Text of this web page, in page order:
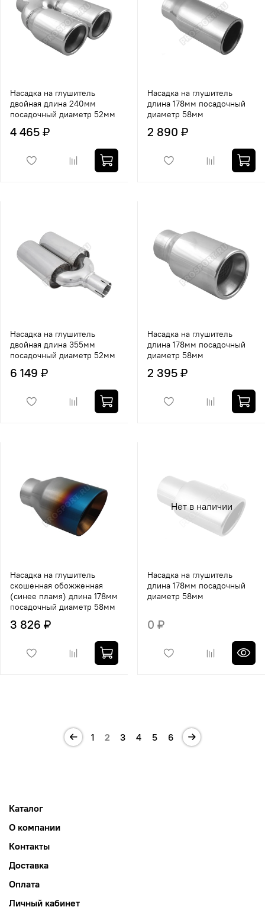
Насадка на глушитель
двойная длина 240мм
посадочный диаметр 52мм
4 465 ₽
Насадка на глушитель
длина 178мм посадочный
диаметр 58мм
2 890 ₽
Насадка на глушитель
двойная длина 355мм
посадочный диаметр 52мм
6 149 ₽
Насадка на глушитель
длина 178мм посадочный
диаметр 58мм
2 395 ₽
Насадка на глушитель
скошенная обожженная
(синее пламя) длина 178мм
посадочный диаметр 58мм
3 826 ₽
Нет в наличии
Насадка на глушитель
длина 178мм посадочный
диаметр 58мм
0 ₽
1 2 3 4 5 6
Каталог
О компании
Контакты
Доставка
Оплата
Личный кабинет